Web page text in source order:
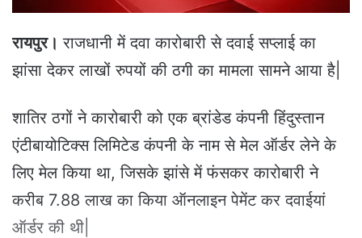
रायपुर। राजधानी में दवा कारोबारी से दवाई सप्लाई का
झांसा देकर लाखों रुपयों की ठगी का मामला सामने आया है|
शातिर ठगों ने कारोबारी को एक ब्रांडेड कंपनी हिंदुस्तान
एंटीबायोटिक्स लिमिटेड कंपनी के नाम से मेल ऑर्डर लेने के
लिए मेल किया था, जिसके झांसे में फंसकर कारोबारी ने
करीब 7.88 लाख का किया ऑनलाइन पेमेंट कर दवाईयां
ऑर्डर की थी|